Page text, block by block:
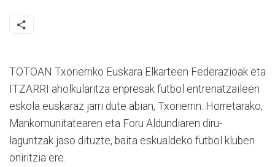
TOTOAN Txorierriko Euskara Elkarteen Federazioak eta
ITZARRI aholkularitza enpresak futbol entrenatzaileen
eskola euskaraz jarri dute abian, Txorierrin. Horretarako,
Mankomunitatearen eta Foru Aldundiaren diru-
laguntzak jaso dituzte, baita eskualdeko futbol kluben
oniritzia ere.